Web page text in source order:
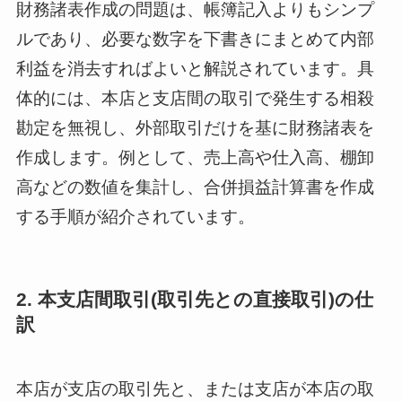
財務諸表作成の問題は、帳簿記入よりもシンプ
ルであり、必要な数字を下書きにまとめて内部
利益を消去すればよいと解説されています。具
体的には、本店と支店間の取引で発生する相殺
勘定を無視し、外部取引だけを基に財務諸表を
作成します。例として、売上高や仕入高、棚卸
高などの数値を集計し、合併損益計算書を作成
する手順が紹介されています。
2. 本支店間取引(取引先との直接取引)の仕
訳
本店が支店の取引先と、または支店が本店の取